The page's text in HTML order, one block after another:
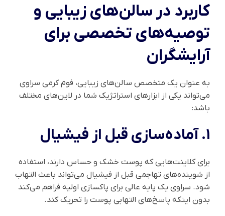
کاربرد در سالن‌های زیبایی و
توصیه‌های تخصصی برای
آرایشگران
به عنوان یک متخصص سالن‌های زیبایی، فوم کرمی سراوی
می‌تواند یکی از ابزارهای استراتژیک شما در لاین‌های مختلف
باشد:
۱. آماده‌سازی قبل از فیشیال
برای کلاینت‌هایی که پوست خشک و حساس دارند، استفاده
از شوینده‌های تهاجمی قبل از فیشیال می‌تواند باعث التهاب
شود. سراوی یک پایه عالی برای پاکسازی اولیه فراهم می‌کند
بدون اینکه پاسخ‌های التهابی پوست را تحریک کند.